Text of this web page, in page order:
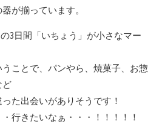
が揃っています。
3日間「いちょう」が小さなマー
うことで、パンやら、焼菓子、お惣
ど
た出会いがありそうです！
行きたいなぁ・・・！！！！！